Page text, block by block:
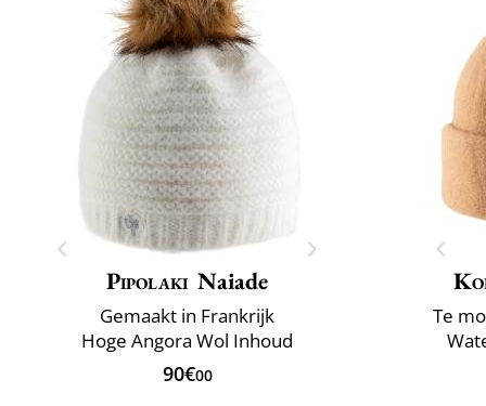
Pipolaki Naiade
Gemaakt in Frankrijk
Hoge Angora Wol Inhoud
90€00
Te